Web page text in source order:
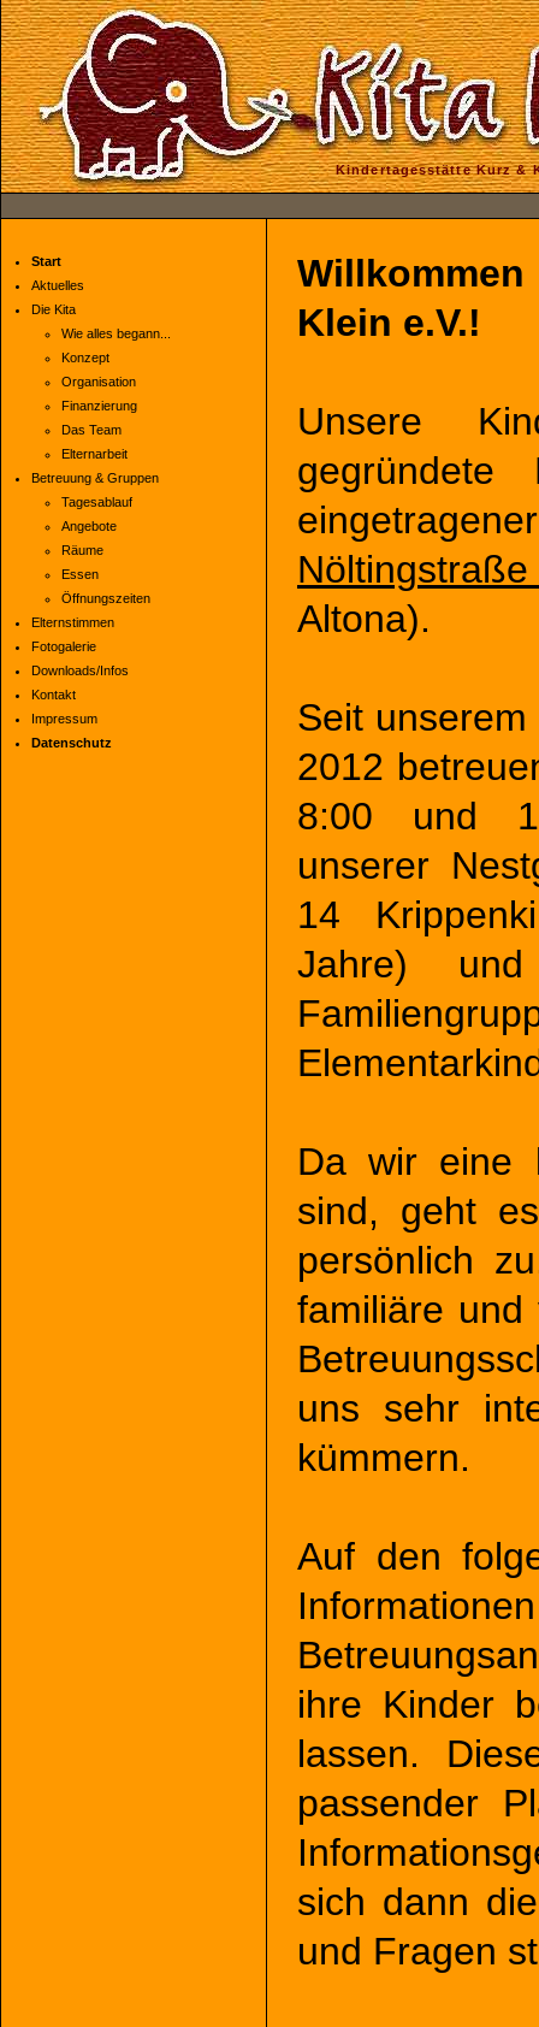
Kindertagesstätte Kurz &
Start
Aktuelles
Die Kita
Wie alles begann...
Konzept
Organisation
Finanzierung
Das Team
Elternarbeit
Betreuung & Gruppen
Tagesablauf
Angebote
Räume
Essen
Öffnungszeiten
Elternstimmen
Fotogalerie
Downloads/Infos
Kontakt
Impressum
Datenschutz
Klein e.V.!
Unsere
gegründete
Altona).
Seit
2012
8:00 und
unserer
14
Jahre)
Da wir eine
sind, geht
persönlich
familiäre und
uns sehr
kümmern.
Auf den
ihre Kinder
lassen.
passender
sich dann
und Fragen